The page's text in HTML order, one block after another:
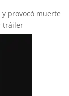
provocó muerte
tráiler